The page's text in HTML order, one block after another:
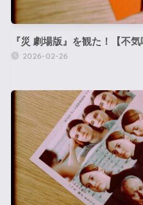
『災 劇場版』を観た！【不気
2026-02-26